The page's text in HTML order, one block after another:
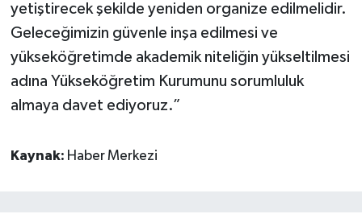
yetiştirecek şekilde yeniden organize edilmelidir.
Geleceğimizin güvenle inşa edilmesi ve
yükseköğretimde akademik niteliğin yükseltilmesi
adına Yükseköğretim Kurumunu sorumluluk
almaya davet ediyoruz.”
Kaynak: Haber Merkezi